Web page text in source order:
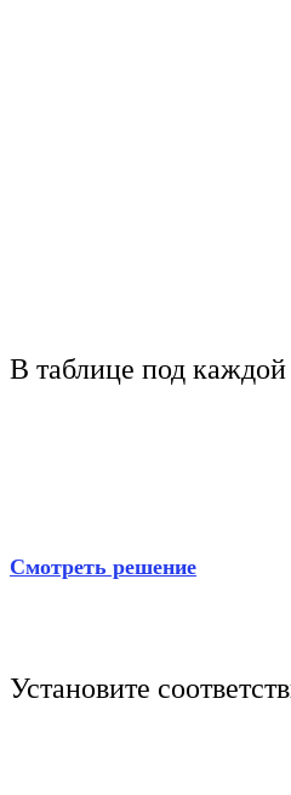
В таблице под
Смотреть решение
Установите